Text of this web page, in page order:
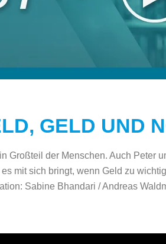
GELD UND
Großteil der Menschen. Auch Peter
mit sich bringt, wenn Geld zu
Sabine Bhandari / Andreas